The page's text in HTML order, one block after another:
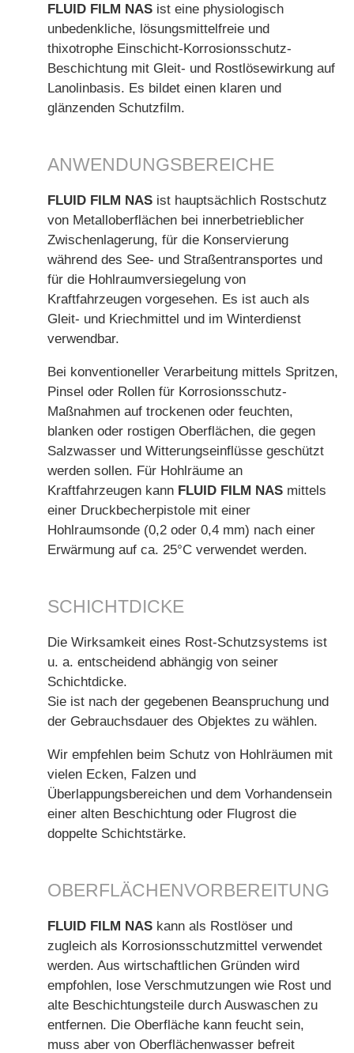
FLUID FILM NAS ist eine physiologisch
unbedenkliche, lösungsmittelfreie und
thixotrophe Einschicht-Korrosionsschutz-
Beschichtung mit Gleit- und Rostlösewirkung auf
Lanolinbasis. Es bildet einen klaren und
glänzenden Schutzfilm.
ANWENDUNGSBEREICHE
FLUID FILM NAS ist hauptsächlich Rostschutz
von Metalloberflächen bei innerbetrieblicher
Zwischenlagerung, für die Konservierung
während des See- und Straßentransportes und
für die Hohlraumversiegelung von
Kraftfahrzeugen vorgesehen. Es ist auch als
Gleit- und Kriechmittel und im Winterdienst
verwendbar.
Bei konventioneller Verarbeitung mittels Spritzen,
Pinsel oder Rollen für Korrosionsschutz-
Maßnahmen auf trockenen oder feuchten,
blanken oder rostigen Oberflächen, die gegen
Salzwasser und Witterungseinflüsse geschützt
werden sollen. Für Hohlräume an
Kraftfahrzeugen kann FLUID FILM NAS mittels
einer Druckbecherpistole mit einer
Hohlraumsonde (0,2 oder 0,4 mm) nach einer
Erwärmung auf ca. 25°C verwendet werden.
SCHICHTDICKE
Die Wirksamkeit eines Rost-Schutzsystems ist
u. a. entscheidend abhängig von seiner
Schichtdicke.
Sie ist nach der gegebenen Beanspruchung und
der Gebrauchsdauer des Objektes zu wählen.
Wir empfehlen beim Schutz von Hohlräumen mit
vielen Ecken, Falzen und
Überlappungsbereichen und dem Vorhandensein
einer alten Beschichtung oder Flugrost die
doppelte Schichtstärke.
OBERFLÄCHENVORBEREITUNG
FLUID FILM NAS kann als Rostlöser und
zugleich als Korrosionsschutzmittel verwendet
werden. Aus wirtschaftlichen Gründen wird
empfohlen, lose Verschmutzungen wie Rost und
alte Beschichtungsteile durch Auswaschen zu
entfernen. Die Oberfläche kann feucht sein,
muss aber von Oberflächenwasser befreit